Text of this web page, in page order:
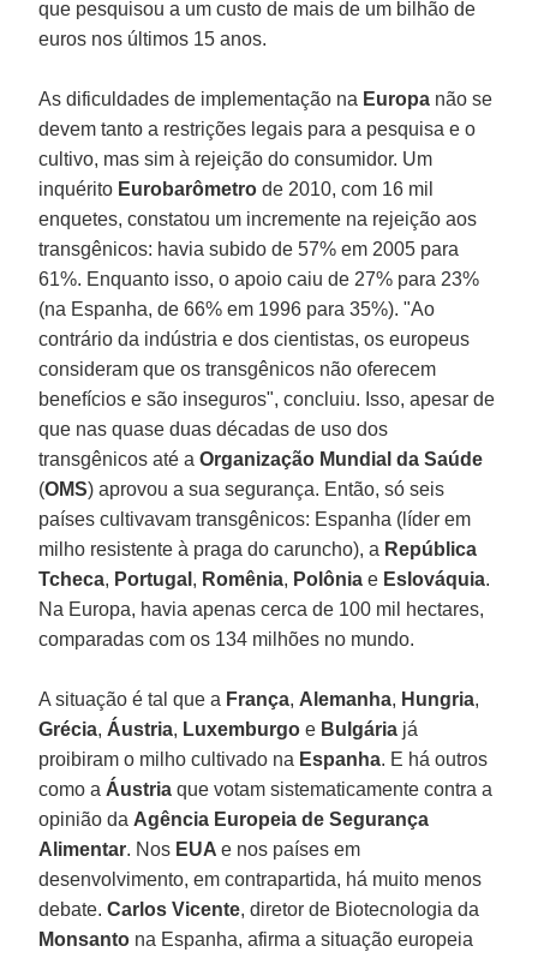
que pesquisou a um custo de mais de um bilhão de
euros nos últimos 15 anos.
As dificuldades de implementação na Europa não se
devem tanto a restrições legais para a pesquisa e o
cultivo, mas sim à rejeição do consumidor. Um
inquérito Eurobarômetrode 2010, com 16 mil
enquetes, constatou um incremente na rejeição aos
transgênicos: havia subido de 57% em 2005 para
61%. Enquanto isso, o apoio caiu de 27% para 23%
(na Espanha, de 66% em 1996 para 35%). "Ao
contrário da indústria e dos cientistas, os europeus
consideram que os transgênicos não oferecem
benefícios e são inseguros", concluiu. Isso, apesar de
que nas quase duas décadas de uso dos
transgênicos até aOrganização Mundial da Saúde
(OMS) aprovou a sua segurança. Então, só seis
países cultivavam transgênicos: Espanha (líder em
milho resistente à praga do caruncho), a República
Tcheca, Portugal , Romênia, Polôniae Eslováquia.
Na Europa, havia apenas cerca de 100 mil hectares,
comparadas com os 134 milhões no mundo.
A situação é tal que a França,Alemanha, Hungria,
Grécia,Áustria, Luxemburgoe Bulgária já
proibiram o milho cultivado na Espanha. E há outros
como aÁustriaque votam sistematicamente contra a
opinião daAgência Europeia de Segurança
Alimentar. Nos EUAe nos países em
desenvolvimento, em contrapartida, há muito menos
debate.Carlos Vicente, diretor de Biotecnologia da
Monsanto na Espanha, afirma a situação europeia